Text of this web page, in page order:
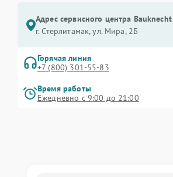
Адрес сервисного центра
г. Стерлитамак, ул. Мира, 2Б
Горячая линия
+7 (800) 301-55-83
Время работы
Ежедневно с 9:00 до 21:00